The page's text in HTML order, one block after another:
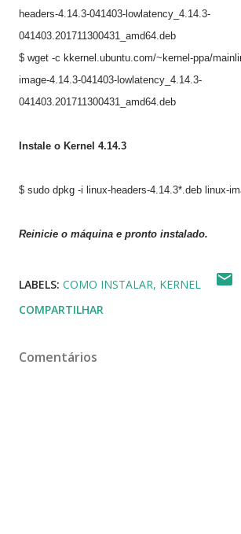
headers-4.14.3-041403-lowlatency_4.14.3-
041403.201711300431_amd64.deb
$ wget -c kkernel.ubuntu.com/~kernel-ppa/
image-4.14.3-041403-lowlatency_4.14.3-
041403.201711300431_amd64.deb
Instale o Kernel 4.14.3
$ sudo dpkg -i linux-headers-4.14.3*.deb linux-
Reinicie o máquina e pronto instalado.
LABELS: COMO INSTALAR KERNEL
COMPARTILHAR
Comentários